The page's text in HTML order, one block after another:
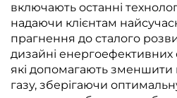
включають останні
надаючи клієнтам
прагнення до сталого
дизайні енергоефективних
які допомагають зменшити
газу, зберігаючи